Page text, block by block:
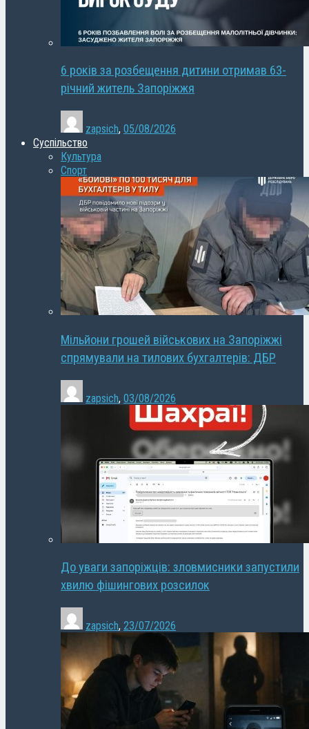
6 років за розбещення дитини отримав 63-
річний житель Запоріжжя
zapsich, 05/08/2026
Суспільство
Культура
Спорт
Мільйони грошей військових на Запоріжжі
спрямували на тилових бухгалтерів: ДБР
zapsich, 03/08/2026
До уваги запоріжців: зловмисники запустили
хвилю фішингових розсилок
zapsich, 23/07/2026